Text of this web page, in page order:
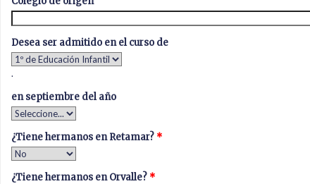
Desea ser admitido en el curso de
.
en septiembre del año
¿Tiene hermanos en Retamar? *
¿Tiene hermanos en Orvalle? *